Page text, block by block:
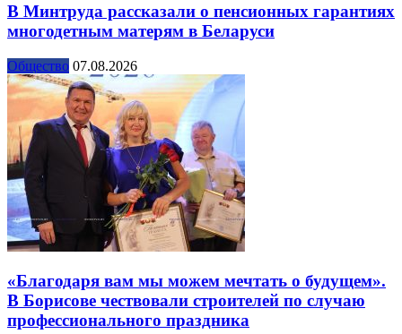
В Минтруда рассказали о пенсионных гарантиях
многодетным матерям в Беларуси
Общество 07.08.2026
«Благодаря вам мы можем мечтать о будущем».
В Борисове чествовали строителей по случаю
профессионального праздника